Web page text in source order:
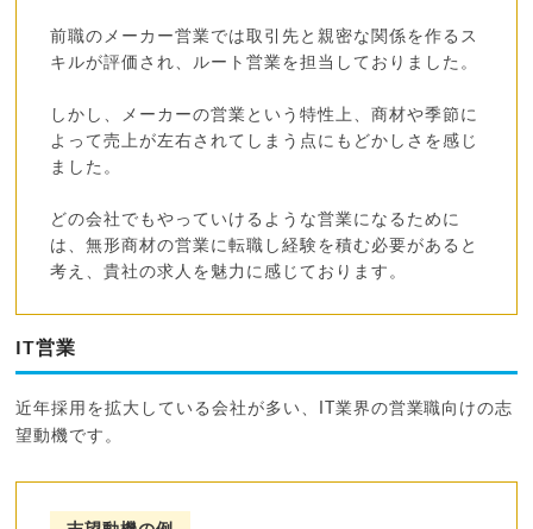
前職のメーカー営業では取引先と親密な関係を作るス
キルが評価され、ルート営業を担当しておりました。
しかし、メーカーの営業という特性上、商材や季節に
よって売上が左右されてしまう点にもどかしさを感じ
ました。
どの会社でもやっていけるような営業になるために
は、無形商材の営業に転職し経験を積む必要があると
考え、貴社の求人を魅力に感じております。
IT営業
近年採用を拡大している会社が多い、IT業界の営業職向けの志
望動機です。